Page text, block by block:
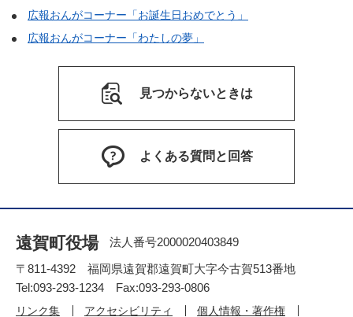
広報おんがコーナー「お誕生日おめでとう」
広報おんがコーナー「わたしの夢」
見つからないときは
よくある質問と回答
遠賀町役場
法人番号2000020403849
〒811-4392 福岡県遠賀郡遠賀町大字今古賀513番地
Tel:093-293-1234 Fax:093-293-0806
リンク集 アクセシビリティ 個人情報・著作権